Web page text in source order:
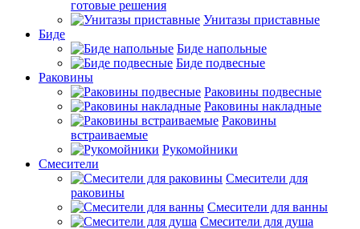
готовые решения
Унитазы приставные
Биде
Биде напольные
Биде подвесные
Раковины
Раковины подвесные
Раковины накладные
Раковины
встраиваемые
Рукомойники
Смесители
Смесители для
раковины
Смесители для ванны
Смесители для душа